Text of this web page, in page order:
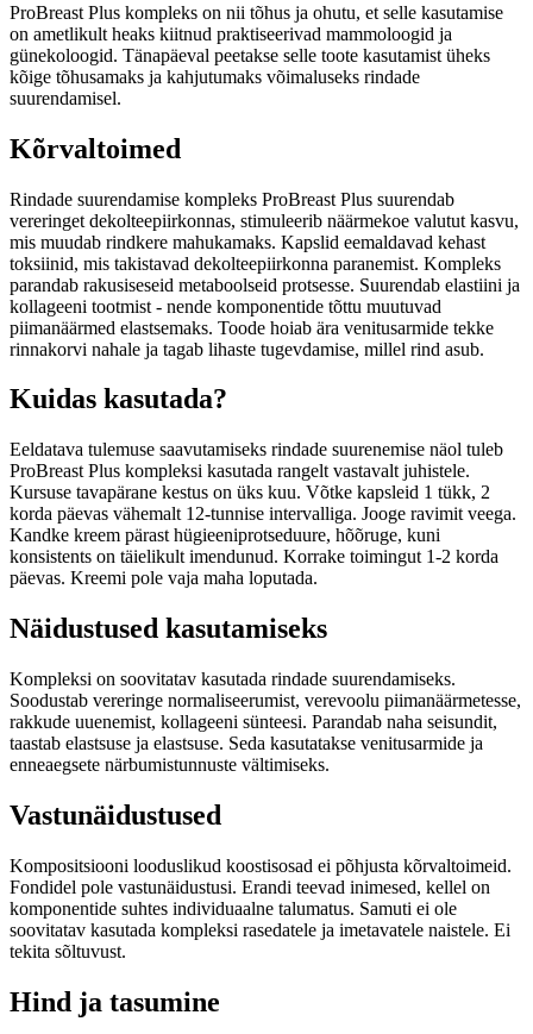
ProBreast Plus kompleks on nii tõhus ja ohutu, et selle kasutamise
on ametlikult heaks kiitnud praktiseerivad mammoloogid ja
günekoloogid. Tänapäeval peetakse selle toote kasutamist üheks
kõige tõhusamaks ja kahjutumaks võimaluseks rindade
suurendamisel.
Kõrvaltoimed
Rindade suurendamise kompleks ProBreast Plus suurendab
vereringet dekolteepiirkonnas, stimuleerib näärmekoe valutut kasvu,
mis muudab rindkere mahukamaks. Kapslid eemaldavad kehast
toksiinid, mis takistavad dekolteepiirkonna paranemist. Kompleks
parandab rakusiseseid metaboolseid protsesse. Suurendab elastiini ja
kollageeni tootmist - nende komponentide tõttu muutuvad
piimanäärmed elastsemaks. Toode hoiab ära venitusarmide tekke
rinnakorvi nahale ja tagab lihaste tugevdamise, millel rind asub.
Kuidas kasutada?
Eeldatava tulemuse saavutamiseks rindade suurenemise näol tuleb
ProBreast Plus kompleksi kasutada rangelt vastavalt juhistele.
Kursuse tavapärane kestus on üks kuu. Võtke kapsleid 1 tükk, 2
korda päevas vähemalt 12-tunnise intervalliga. Jooge ravimit veega.
Kandke kreem pärast hügieeniprotseduure, hõõruge, kuni
konsistents on täielikult imendunud. Korrake toimingut 1-2 korda
päevas. Kreemi pole vaja maha loputada.
Näidustused kasutamiseks
Kompleksi on soovitatav kasutada rindade suurendamiseks.
Soodustab vereringe normaliseerumist, verevoolu piimanäärmetesse,
rakkude uuenemist, kollageeni sünteesi. Parandab naha seisundit,
taastab elastsuse ja elastsuse. Seda kasutatakse venitusarmide ja
enneaegsete närbumistunnuste vältimiseks.
Vastunäidustused
Kompositsiooni looduslikud koostisosad ei põhjusta kõrvaltoimeid.
Fondidel pole vastunäidustusi. Erandi teevad inimesed, kellel on
komponentide suhtes individuaalne talumatus. Samuti ei ole
soovitatav kasutada kompleksi rasedatele ja imetavatele naistele. Ei
tekita sõltuvust.
Hind ja tasumine